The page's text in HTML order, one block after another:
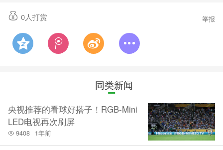
0人打赏 举报
同类新闻
央视推荐的看球好搭子！RGB-Mini
LED电视再次刷屏
9408 1年前